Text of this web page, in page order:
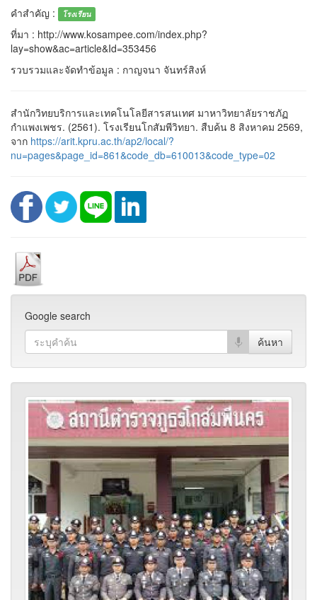
คำสำคัญ :
โรงเรียน
ที่มา : http://www.kosampee.com/index.php?
lay=show&ac=article&Id=353456
รวบรวมและจัดทำข้อมูล : กาญจนา จันทร์สิงห์
สำนักวิทยบริการและเทคโนโลยีสารสนเทศ มาหาวิทยาลัยราชภัฏ
กำแพงเพชร. (2561). โรงเรียนโกสัมพีวิทยา. สืบค้น 8 สิงหาคม 2569,
จาก https://arit.kpru.ac.th/ap2/local/?
nu=pages&page_id=861&code_db=610013&code_type=02
Google search